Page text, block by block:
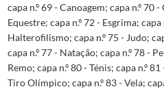
capa n.º 69 - Canoagem; capa n.º 70
Equestre; capa n.º 72 - Esgrima;
Halterofilismo; capa n.º 75 - Judo;
capa n.º 77 - Natação; capa n.º 78 -
Remo; capa n.º 80 - Ténis; capa n.º
Tiro Olímpico; capa n.º 83 - Vela;